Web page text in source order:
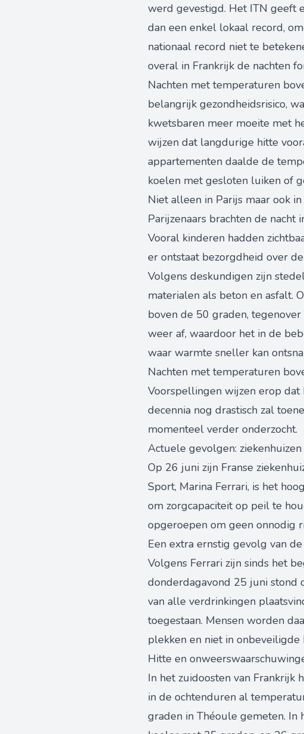
werd gevestigd. Het ITN geeft
dan een enkel lokaal record,
nationaal record niet te
overal in Frankrijk de nachten
Nachten met temperaturen
belangrijk gezondheidsrisico,
kwetsbaren meer moeite met
wijzen dat langdurige hitte
appartementen daalde de
koelen met gesloten luiken of
Niet alleen in Parijs maar ook
Parijzenaars brachten de
Vooral kinderen hadden
er ontstaat bezorgdheid over
Volgens deskundigen zijn
materialen als beton en asfalt.
boven de 50 graden,
weer af, waardoor het in de
waar warmte sneller kan
Nachten met temperaturen
Voorspellingen wijzen erop dat
decennia nog drastisch zal
momenteel verder onderzocht.
Actuele gevolgen:
Op 26 juni zijn Franse
Sport, Marina Ferrari, is het
om zorgcapaciteit op peil te
opgeroepen om geen onnodig
Een extra ernstig gevolg van
Volgens Ferrari zijn sinds het
donderdagavond 25 juni stond
van alle verdrinkingen
toegestaan. Mensen worden
plekken en niet in
Hitte en
In het zuidoosten van
in de ochtenduren al
graden in Théoule gemeten. In